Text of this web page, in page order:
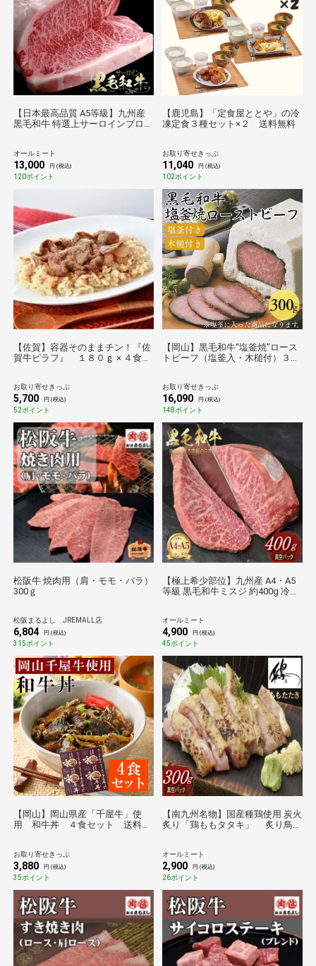
【日本最高品質 A5等級】九州産
黒毛和牛 特選上サーロインブロッ
プレゼント 御歳暮 フードロス削
減
オールミート
13,000 円 (税込)
120ポイント
【鹿児島】「定食屋ととや」の冷
凍定食３種セット×２ 送料無料
お取り寄せきっぷ
11,040 円 (税込)
102ポイント
【佐賀】容器そのままチン！『佐
賀牛ピラフ』 １８０ｇ × ４食
お取り寄せきっぷ
5,700 円 (税込)
52ポイント
【岡山】黒毛和牛“塩釜焼”ロース
トビーフ（塩釜入・木槌付）３０
お取り寄せきっぷ
16,090 円 (税込)
148ポイント
松阪牛 焼肉用（肩・モモ・バラ）
300ｇ
松阪まるよし JREMALL店
6,804 円 (税込)
315ポイント
【極上希少部位】九州産 A4・A5
等級 黒毛和牛ミスジ 約400g 冷
オールミート
4,900 円 (税込)
45ポイント
【岡山】岡山県産「千屋牛」使
用 和牛丼 ４食セット 送料無
お取り寄せきっぷ
3,880 円 (税込)
35ポイント
【南九州名物】国産種鶏使用 炭火
炙り「鶏ももタタキ」 炙り鳥刺
オールミート
2,900 円 (税込)
26ポイント